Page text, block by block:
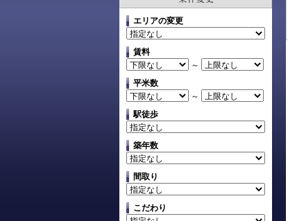
エリアの変更
賃料
～
平米数
～
駅徒歩
築年数
間取り
こだわり